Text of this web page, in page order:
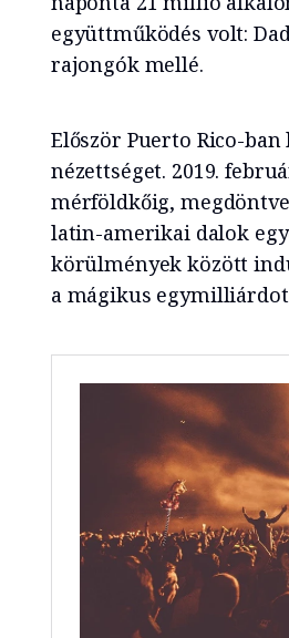
együttműködés volt:
rajongók mellé.
Először Puerto Rico-
nézettséget. 2019.
mérföldkőig,
latin-amerikai dalok
körülmények között
a mágikus